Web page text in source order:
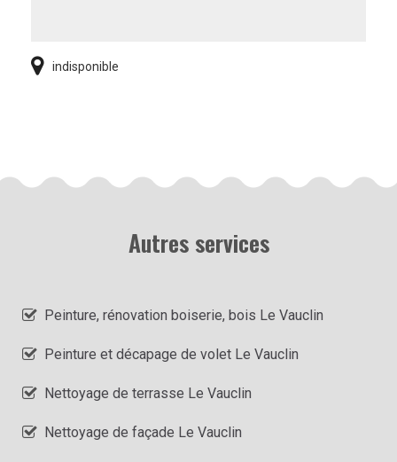
indisponible
Autres services
Peinture, rénovation boiserie, bois Le Vauclin
Peinture et décapage de volet Le Vauclin
Nettoyage de terrasse Le Vauclin
Nettoyage de façade Le Vauclin